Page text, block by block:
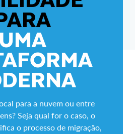
UMA
para a nuvem ou entre
Seja qual for o caso, o
o processo de migração,